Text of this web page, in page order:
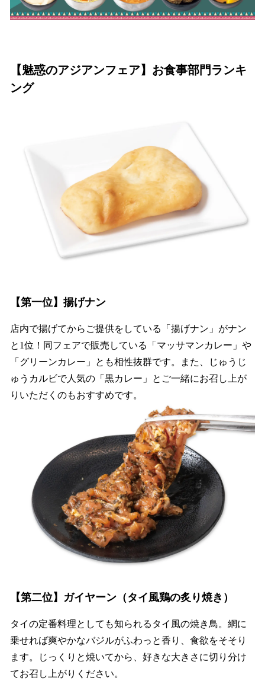
【魅惑のアジアンフェア】お食事部門ランキ
ング
【第一位】揚げナン
店内で揚げてからご提供をしている「揚げナン」がナン
と1位！同フェアで販売している「マッサマンカレー」や
「グリーンカレー」とも相性抜群です。また、じゅうじ
ゅうカルビで人気の「黒カレー」とご一緒にお召し上が
りいただくのもおすすめです。
【第二位】ガイヤーン（タイ風鶏の炙り焼き）
タイの定番料理としても知られるタイ風の焼き鳥。網に
乗せれば爽やかなバジルがふわっと香り、食欲をそそり
ます。じっくりと焼いてから、好きな大きさに切り分け
てお召し上がりください。